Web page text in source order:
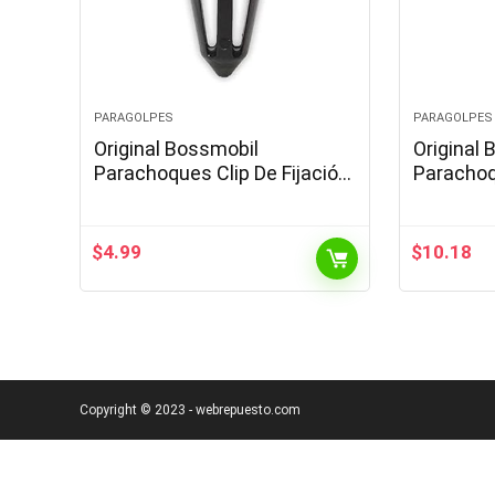
PARAGOLPES
Original Bossmobil
Parachoques Clip De Fijación
$4.99
PARAGOLPES
Original
Piezas 20
$10.18
Copyright © 2023 - webrepuesto.com